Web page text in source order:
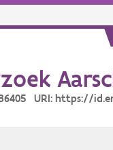
URI: https://